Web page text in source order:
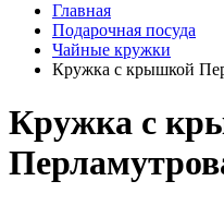
Главная
Подарочная посуда
Чайные кружки
Кружка с крышкой
Кружка с